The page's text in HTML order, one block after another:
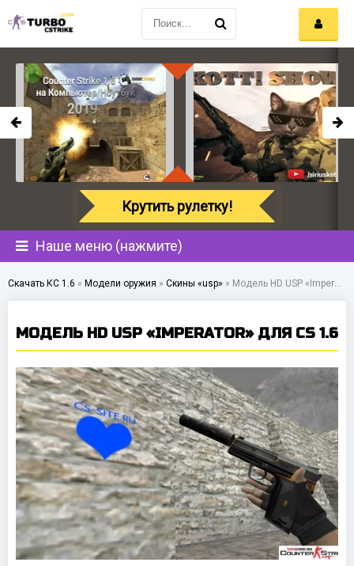
Наше меню (нажмите)
Скачать КС 1.6 » Модели оружия » Скины «usp» » Модель HD USP «Imperator» для CS 1.6
МОДЕЛЬ HD USP «IMPERATOR» ДЛЯ CS 1.6
Крутить рулетку!